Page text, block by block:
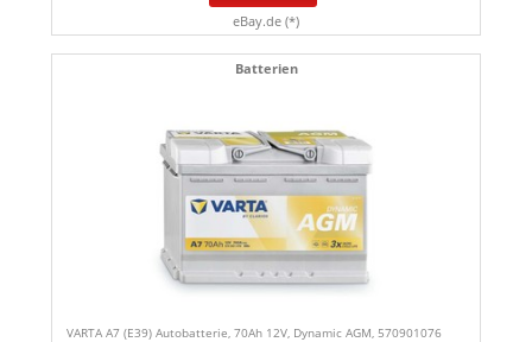
eBay.de (*)
Batterien
VARTA A7 (E39) Autobatterie, 70Ah 12V, Dynamic AGM, 570901076